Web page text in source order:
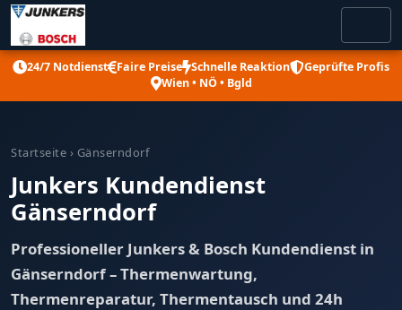
24/7 Notdienst Faire Preise Schnelle Reaktion
Geprüfte Profis
Wien • NÖ • Bgld
Startseite › Gänserndorf
Junkers Kundendienst
Gänserndorf
Professioneller Junkers & Bosch Kundendienst in
Gänserndorf – Thermenwartung,
Thermenreparatur, Thermentausch und 24h